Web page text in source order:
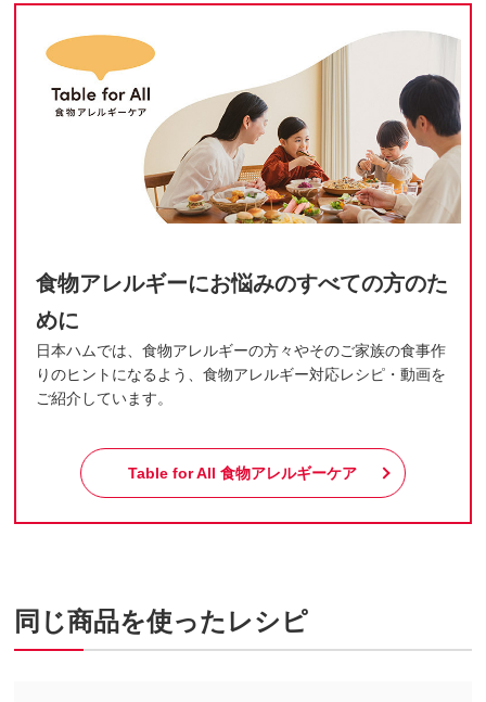
食物アレルギーにお悩みのすべての方のた
めに
日本ハムでは、食物アレルギーの方々やそのご家族の食事作
りのヒントになるよう、食物アレルギー対応レシピ・動画を
ご紹介しています。
Table for All食物アレルギーケア
同じ商品を使ったレシピ